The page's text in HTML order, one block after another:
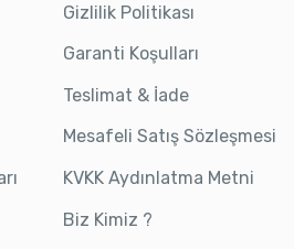
Gizlilik Politikası
Garanti Koşulları
Teslimat & İade
Mesafeli Satış Sözleşmesi
KVKK Aydınlatma Metni
Biz Kimiz ?